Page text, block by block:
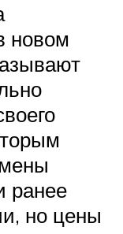
новом
ранее
но цены